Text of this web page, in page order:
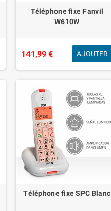
Téléphone fixe Fanvil
W610W
141,99 € AJOUTER
Téléphone fixe SPC Blanc